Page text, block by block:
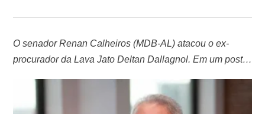
O senador Renan Calheiros (MDB-AL) atacou o ex-
procurador da Lava Jato Deltan Dallagnol. Em um post
comemorou a decisão do Tribunal de Contas da União
de condenar o ex-procurador Rodrigo Janot e Dallagnol